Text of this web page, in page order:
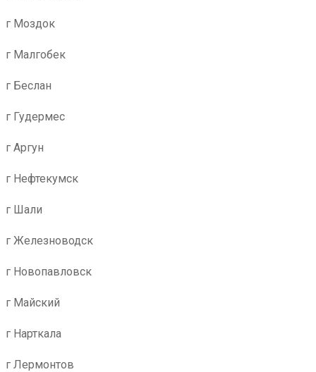
г Моздок
г Малгобек
г Беслан
г Гудермес
г Аргун
г Нефтекумск
г Шали
г Железноводск
г Новопавловск
г Майский
г Нарткала
г Лермонтов